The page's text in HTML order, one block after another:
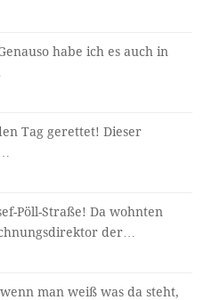
habe ich es auch in
Tag gerettet! Dieser
Pöll-Straße! Da wohnten
der…
wenn man weiß was da steht,